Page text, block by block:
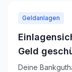
Geldanlagen
Geld
Deine